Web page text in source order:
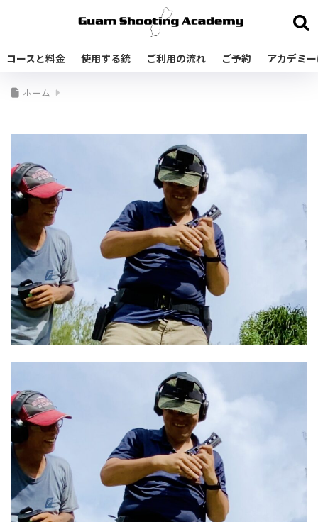
コースと料金 使用する銃 ご利用の流れ ご予約 アカデミ
ホーム